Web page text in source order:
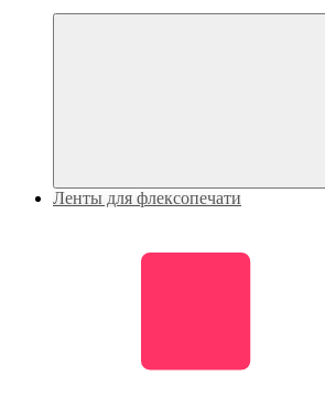
Ленты для флексопечати